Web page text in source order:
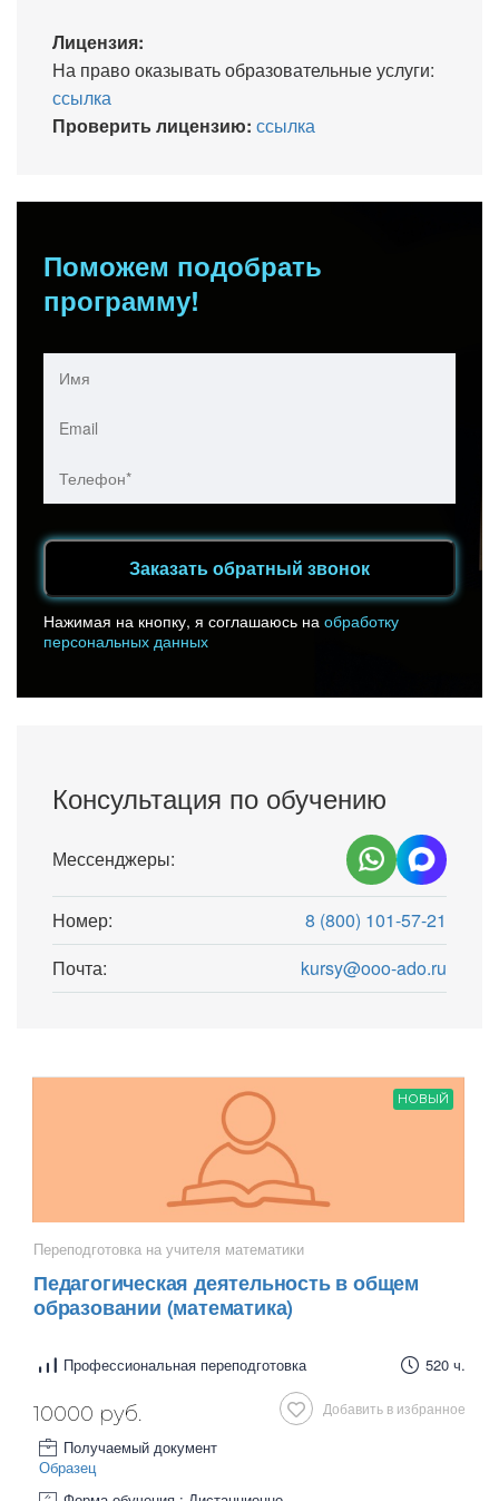
Лицензия:
На право оказывать образовательные услуги:
ссылка
Проверить лицензию: ссылка
Поможем подобрать
программу!
Заказать обратный звонок
Нажимая на кнопку, я соглашаюсь на обработку
персональных данных
Консультация по обучению
Мессенджеры:
Номер:
8 (800) 101-57-21
Почта:
kursy@ooo-ado.ru
НОВЫЙ
Переподготовка на учителя математики
Педагогическая деятельность в общем
образовании (математика)
Профессиональная переподготовка 520 ч.
Добавить в избранное
10000 руб.
Получаемый документ
Образец